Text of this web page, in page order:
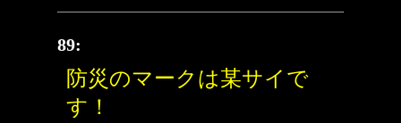
89:
防災のマークは某サイで
す！